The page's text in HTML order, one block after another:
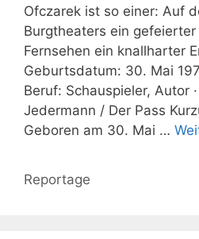
Ofczarek ist so einer: Auf
Burgtheaters ein gefeierter
Fernsehen ein knallharter
Geburtsdatum: 30. Mai
Beruf: Schauspieler, Autor
Jedermann / Der Pass
Geboren am 30. Mai …
Kategorien
Reportage